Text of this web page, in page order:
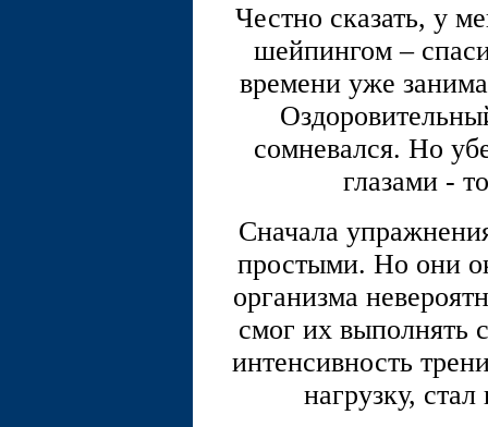
Честно сказать, у
шейпингом –
времени уже
сомневался. Но
глазами -
Сначала
простыми. Но они
организма
смог их выполнять
интенсивность
нагрузку,